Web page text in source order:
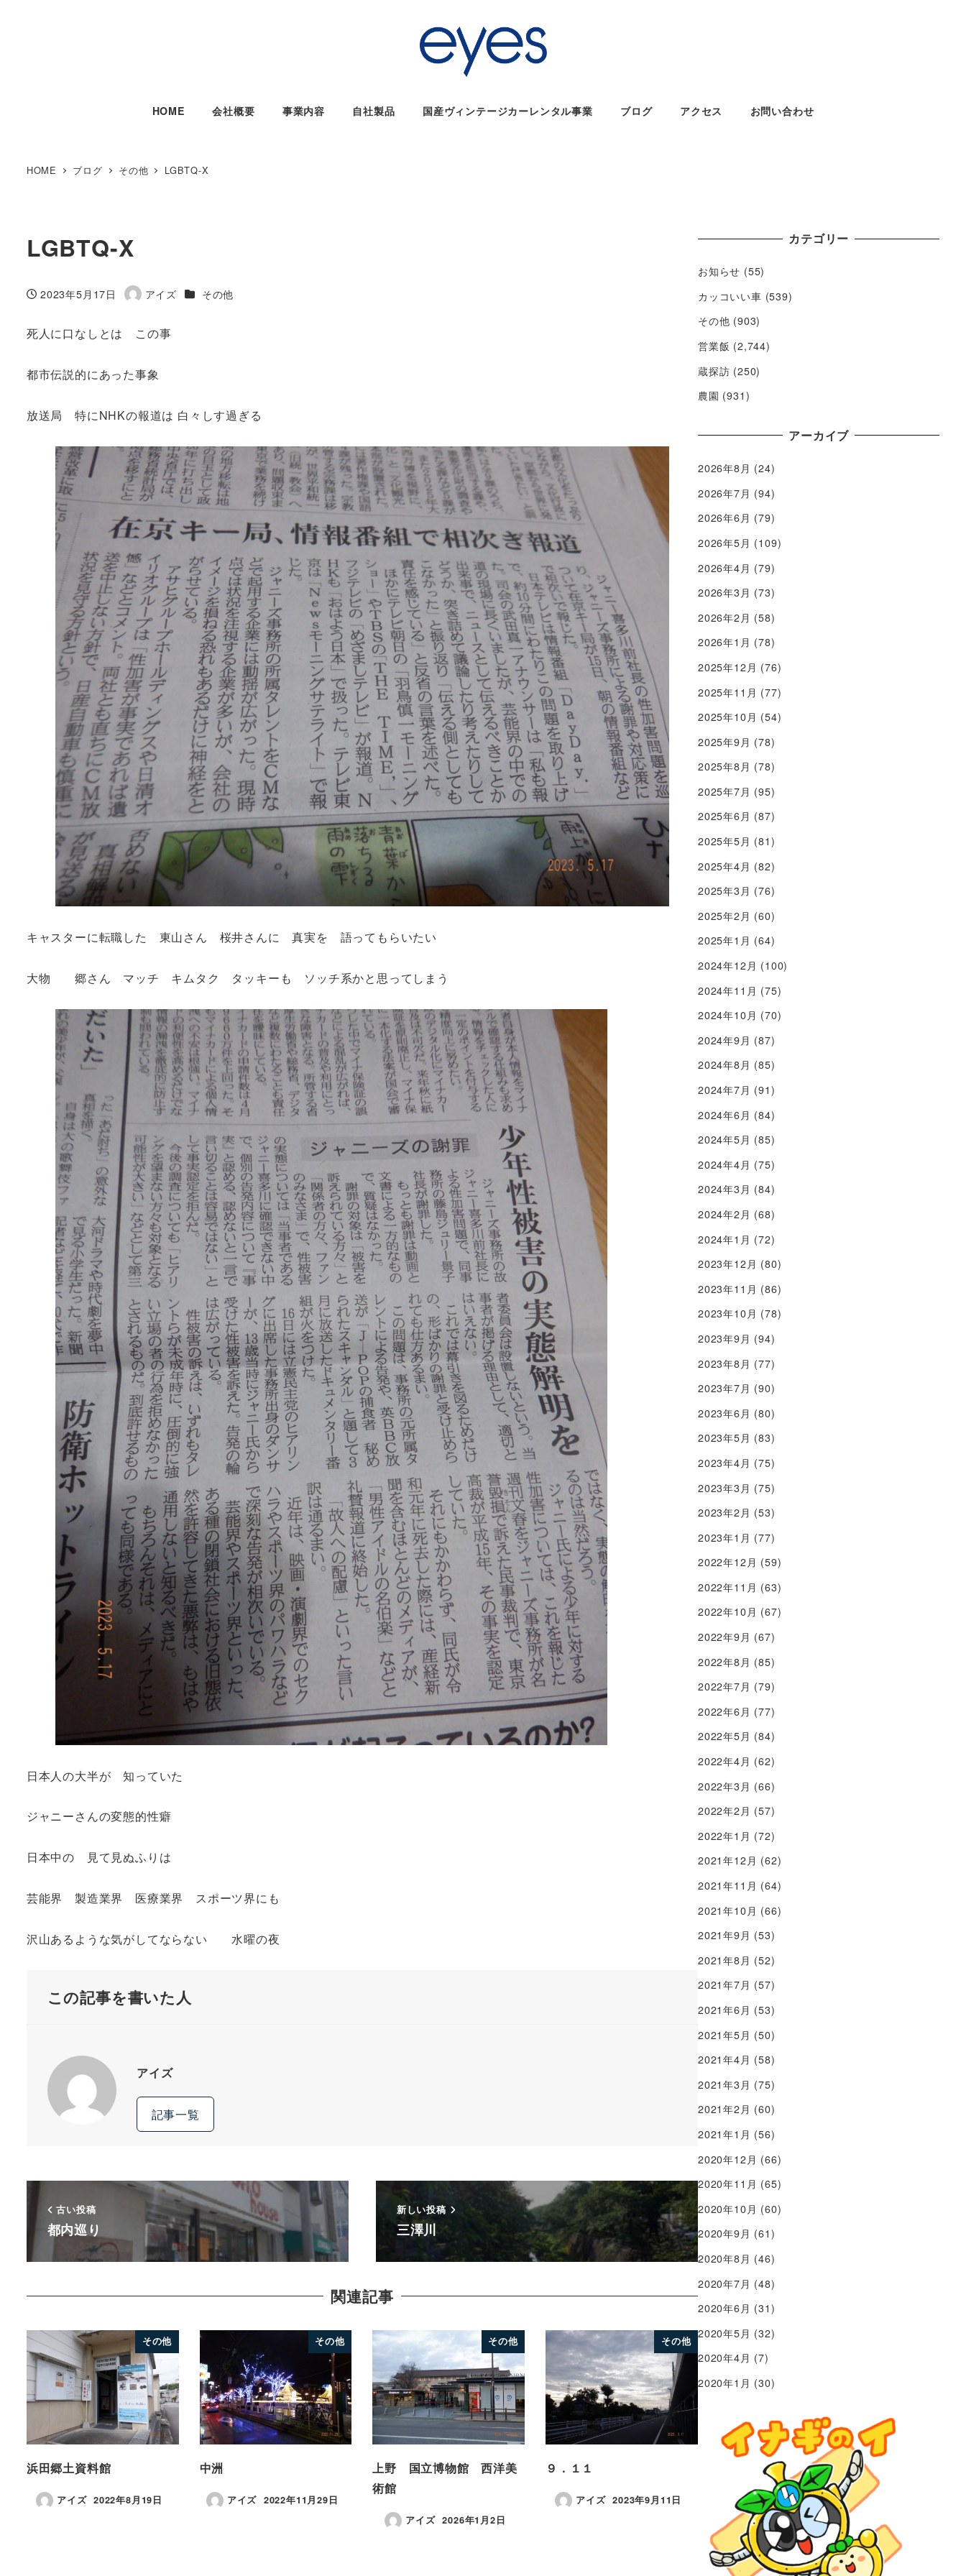
HOME 会社概要 事業内容 自社製品 国産ヴィンテージカーレンタル事業 ブログ アクセス お問い合わせ
HOME ブログ その他 LGBTQ-X
LGBTQ-X
投稿日
2023年5月17日
著
アイズ カテゴリー
その他
死人に口なしとは この事
都市伝説的にあった事象
放送局 特にNHKの報道は 白々しす過ぎる
キャスターに転職した 東山さん 桜井さんに 真実を 語ってもらいたい
大物 郷さん マッチ キムタク タッキーも ソッチ系かと思ってしまう
日本人の大半が 知っていた
ジャニーさんの変態的性癖
日本中の 見て見ぬふりは
芸能界 製造業界 医療業界 スポーツ界にも
沢山あるような気がしてならない 水曜の夜
この記事を書いた人
アイズ
記事一覧
古い投稿
都内巡り
新しい投稿
三澤川
関連記事
その他
浜田郷土資料館
アイズ 2022年8月19日
その他
中洲
アイズ 2022年11月29日
その他
上野 国立博物館 西洋美
術館
アイズ 2026年1月2日
その他
９．１１
アイズ 2023年9月11日
カテゴリー
お知らせ (55)
カッコいい車 (539)
その他 (903)
営業飯 (2,744)
蔵探訪 (250)
農園 (931)
アーカイブ
2026年8月 (24)
2026年7月 (94)
2026年6月 (79)
2026年5月 (109)
2026年4月 (79)
2026年3月 (73)
2026年2月 (58)
2026年1月 (78)
2025年12月 (76)
2025年11月 (77)
2025年10月 (54)
2025年9月 (78)
2025年8月 (78)
2025年7月 (95)
2025年6月 (87)
2025年5月 (81)
2025年4月 (82)
2025年3月 (76)
2025年2月 (60)
2025年1月 (64)
2024年12月 (100)
2024年11月 (75)
2024年10月 (70)
2024年9月 (87)
2024年8月 (85)
2024年7月 (91)
2024年6月 (84)
2024年5月 (85)
2024年4月 (75)
2024年3月 (84)
2024年2月 (68)
2024年1月 (72)
2023年12月 (80)
2023年11月 (86)
2023年10月 (78)
2023年9月 (94)
2023年8月 (77)
2023年7月 (90)
2023年6月 (80)
2023年5月 (83)
2023年4月 (75)
2023年3月 (75)
2023年2月 (53)
2023年1月 (77)
2022年12月 (59)
2022年11月 (63)
2022年10月 (67)
2022年9月 (67)
2022年8月 (85)
2022年7月 (79)
2022年6月 (77)
2022年5月 (84)
2022年4月 (62)
2022年3月 (66)
2022年2月 (57)
2022年1月 (72)
2021年12月 (62)
2021年11月 (64)
2021年10月 (66)
2021年9月 (53)
2021年8月 (52)
2021年7月 (57)
2021年6月 (53)
2021年5月 (50)
2021年4月 (58)
2021年3月 (75)
2021年2月 (60)
2021年1月 (56)
2020年12月 (66)
2020年11月 (65)
2020年10月 (60)
2020年9月 (61)
2020年8月 (46)
2020年7月 (48)
2020年6月 (31)
2020年5月 (32)
2020年4月 (7)
2020年1月 (30)